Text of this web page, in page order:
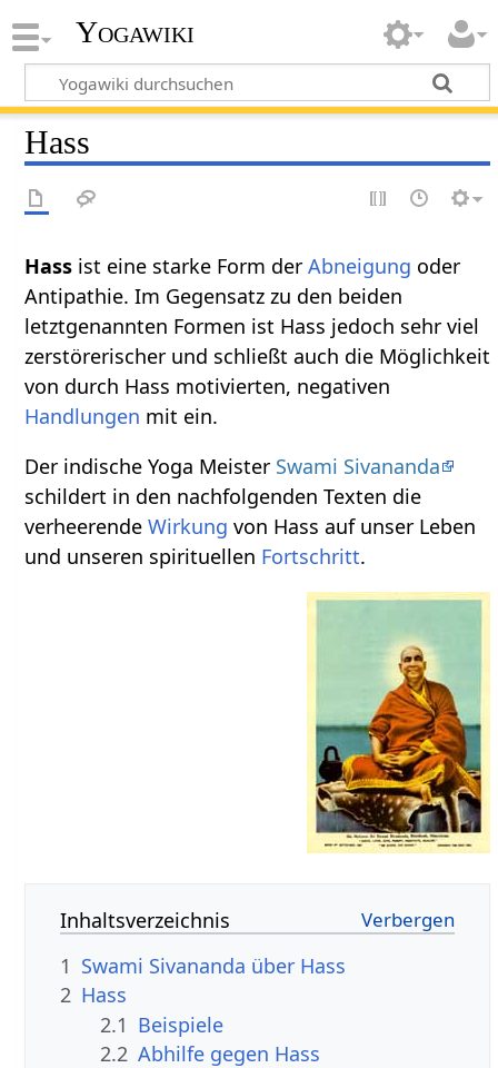
Yogawiki
Hass
Hass ist eine starke Form derAbneigung oder
Antipathie. Im Gegensatz zu den beiden
letztgenannten Formen ist Hass jedoch sehr viel
zerstörerischer und schließt auch die Möglichkeit
von durch Hass motivierten, negativen
Handlungen mit ein.
Der indische Yoga Meister Swami Sivananda
schildert in den nachfolgenden Texten die
verheerendeWirkung von Hass auf unser Leben
und unseren spirituellen Fortschritt.
Inhaltsverzeichnis
1 Swami Sivananda über Hass
2 Hass
2.1 Beispiele
2.2 Abhilfe gegen Hass